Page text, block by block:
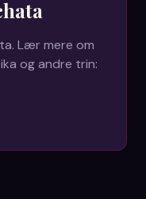
. Lær mere om
og andre trin: